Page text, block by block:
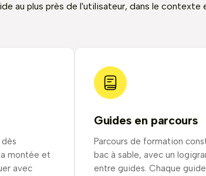
au plus près de l'utilisateur, dans le contexte
montée et
avec
Guides en parcours
Parcours de formation
bac à sable, avec un
entre guides. Chaque